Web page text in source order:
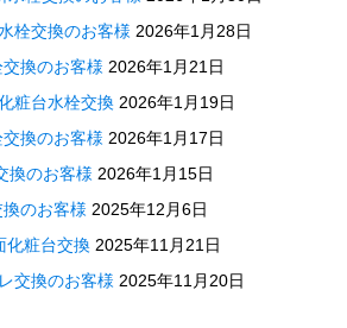
交換のお客様 2026年1月28日
換のお客様 2026年1月21日
粧台水栓交換 2026年1月19日
換のお客様 2026年1月17日
換のお客様 2026年1月15日
のお客様 2025年12月6日
粧台交換 2025年11月21日
換のお客様 2025年11月20日